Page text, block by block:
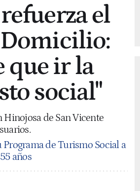
el
Domicilio:
que ir la
social"
Hinojosa de San Vicente
de Turismo Social a
años